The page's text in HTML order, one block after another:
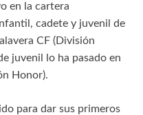
en la cartera
cadete y juvenil de
CF (División
juvenil lo ha pasado en
Honor).
para dar sus primeros